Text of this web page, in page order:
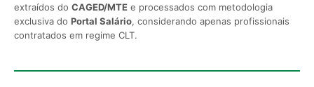
extraídos do CAGED/MTE e processados com metodologia
exclusiva do Portal Salário, considerando apenas profissionais
contratados em regime CLT.